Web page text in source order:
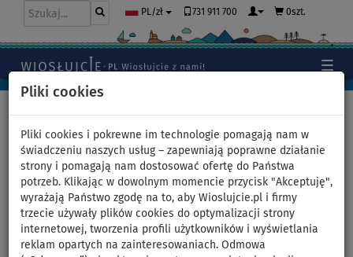
Pliki cookies
Pliki cookies i pokrewne im technologie pomagają nam w
świadczeniu naszych usług – zapewniają poprawne działanie
strony i pomagają nam dostosować ofertę do Państwa
potrzeb. Klikając w dowolnym momencie przycisk "Akceptuję",
wyrażają Państwo zgodę na to, aby Wioslujcie.pl i firmy
trzecie używały plików cookies do optymalizacji strony
internetowej, tworzenia profili użytkowników i wyświetlania
reklam opartych na zainteresowaniach. Odmowa
PL/zł 731 911 700 0szt.
Deska SUP SKIFFO SUN CRUISE
10'2 z wiosłem - pompowany
paddleboard - wariant: